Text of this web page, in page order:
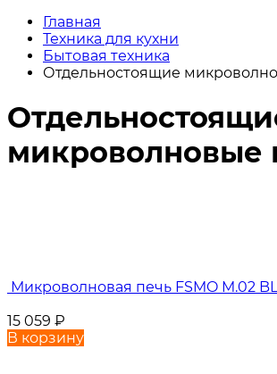
Главная
Техника для кухни
Бытовая техника
Отдельностоящие
микроволновые
Микроволновая печь FSMO M.02 BL
15 059 ₽
В корзину